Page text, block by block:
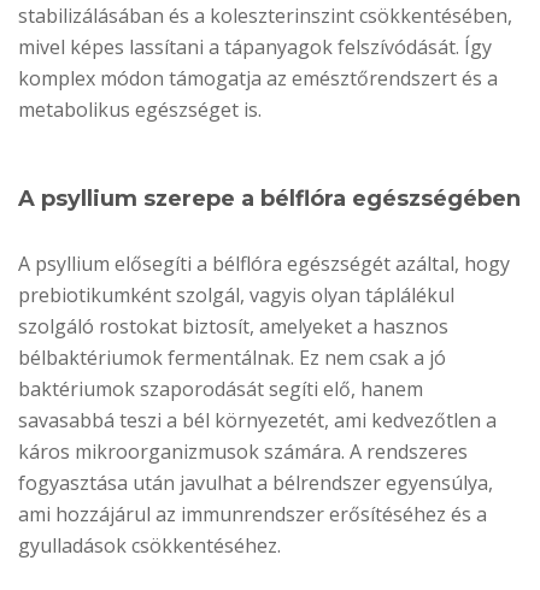
stabilizálásában és a koleszterinszint csökkentésében,
mivel képes lassítani a tápanyagok felszívódását. Így
komplex módon támogatja az emésztőrendszert és a
metabolikus egészséget is.
A psyllium szerepe a bélflóra egészségében
A psyllium elősegíti a bélflóra egészségét azáltal, hogy
prebiotikumként szolgál, vagyis olyan táplálékul
szolgáló rostokat biztosít, amelyeket a hasznos
bélbaktériumok fermentálnak. Ez nem csak a jó
baktériumok szaporodását segíti elő, hanem
savasabbá teszi a bél környezetét, ami kedvezőtlen a
káros mikroorganizmusok számára. A rendszeres
fogyasztása után javulhat a bélrendszer egyensúlya,
ami hozzájárul az immunrendszer erősítéséhez és a
gyulladások csökkentéséhez.